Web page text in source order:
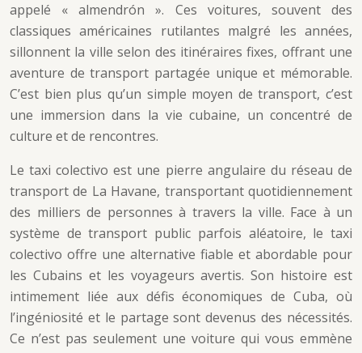
appelé « almendrón ». Ces voitures, souvent des
classiques américaines rutilantes malgré les années,
sillonnent la ville selon des itinéraires fixes, offrant une
aventure de transport partagée unique et mémorable.
C’est bien plus qu’un simple moyen de transport, c’est
une immersion dans la vie cubaine, un concentré de
culture et de rencontres.
Le taxi colectivo est une pierre angulaire du réseau de
transport de La Havane, transportant quotidiennement
des milliers de personnes à travers la ville. Face à un
système de transport public parfois aléatoire, le taxi
colectivo offre une alternative fiable et abordable pour
les Cubains et les voyageurs avertis. Son histoire est
intimement liée aux défis économiques de Cuba, où
l’ingéniosité et le partage sont devenus des nécessités.
Ce n’est pas seulement une voiture qui vous emmène